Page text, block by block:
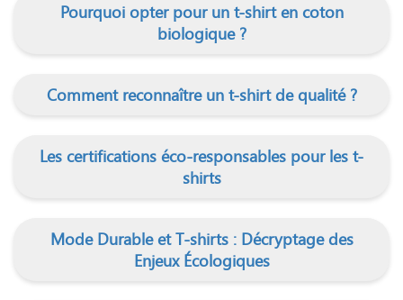
Pourquoi opter pour un t-shirt en coton
biologique ?
Comment reconnaître un t-shirt de qualité ?
Les certifications éco-responsables pour les t-
shirts
Mode Durable et T-shirts : Décryptage des
Enjeux Écologiques